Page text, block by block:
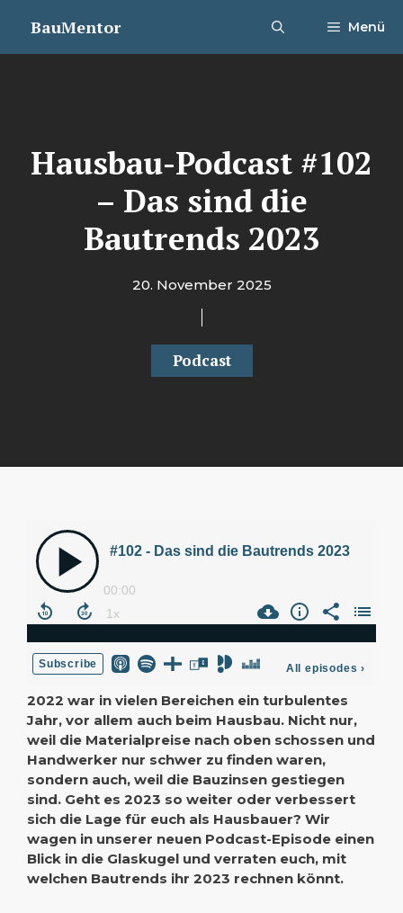
InhaltBauMentor Menü
Hausbau-Podcast #102
– Das sind die
Bautrends 2023
20. November 2025
Podcast
2022 war in vielen Bereichen ein turbulentes
Jahr, vor allem auch beim Hausbau. Nicht nur,
weil die Materialpreise nach oben schossen und
Handwerker nur schwer zu finden waren,
sondern auch, weil die Bauzinsen gestiegen
sind. Geht es 2023 so weiter oder verbessert
sich die Lage für euch als Hausbauer? Wir
wagen in unserer neuen Podcast-Episode einen
Blick in die Glaskugel und verraten euch, mit
welchen Bautrends ihr 2023 rechnen könnt.